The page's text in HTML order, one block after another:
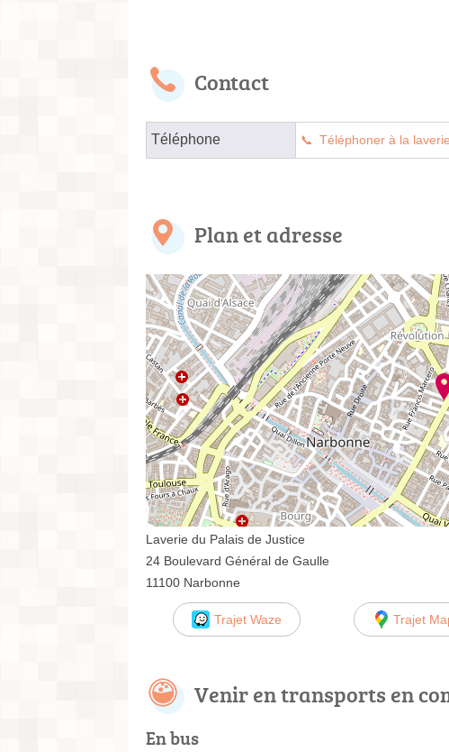
Contact
Téléphone Téléphoner à la
Plan et adresse
Laverie du Palais de Justice
24 Boulevard Général de Gaulle
11100 Narbonne
Trajet Waze Trajet
Venir en transports en
En bus